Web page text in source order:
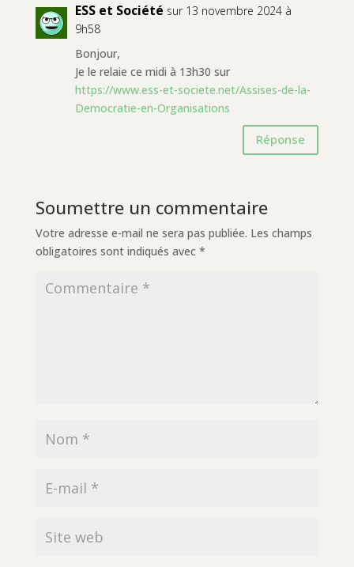
ESS et Société sur 13 novembre 2024 à
9h58
Bonjour,
Je le relaie ce midi à 13h30 sur
https://www.ess-et-societe.net/Assises-de-la-
Democratie-en-Organisations
Réponse
Soumettre un commentaire
Votre adresse e-mail ne sera pas publiée. Les champs
obligatoires sont indiqués avec *